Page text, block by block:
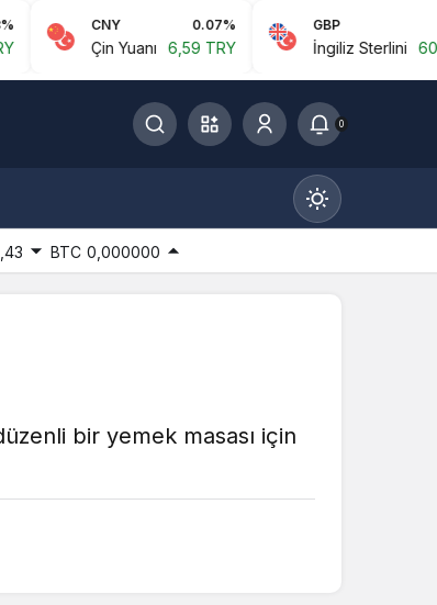
0.07%
Yuanı 6,59 TRY
GBP 0.02%
İngiliz Sterlini 60,81 TRY
0
BTC 0,000000
bir yemek masası için